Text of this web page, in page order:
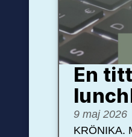
En
9 maj 2026
KRÖNIKA.